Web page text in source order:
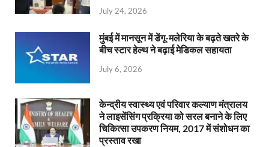
July 24, 2026
मुंबई में मानसून में डेंगू-मलेरिया के बढ़ते खतरे के
बीच स्टार हेल्थ ने बढ़ाई मेडिकल सहायता
July 6, 2026
केन्‍द्रीय स्वास्थ्य एवं परिवार कल्याण मंत्रालय
ने लाइसेंसिंग प्रक्रिया को सरल बनाने के लिए
चिकित्सा उपकरण नियम, 2017 में संशोधन का
प्रस्ताव रखा